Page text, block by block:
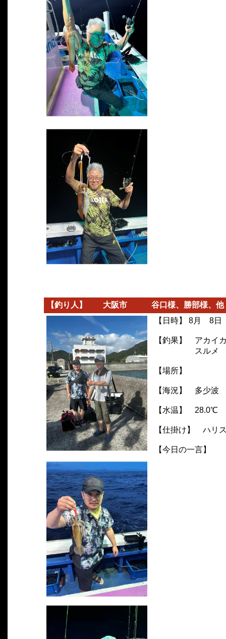
【釣り人】 大阪市 谷口様、勝部様、他
【日時】 8月 8日
【釣果】 ア
スル
【場所】
【海況】 多少波
【水温】 28.0℃
【仕掛け】 ハ
【今日の一言】